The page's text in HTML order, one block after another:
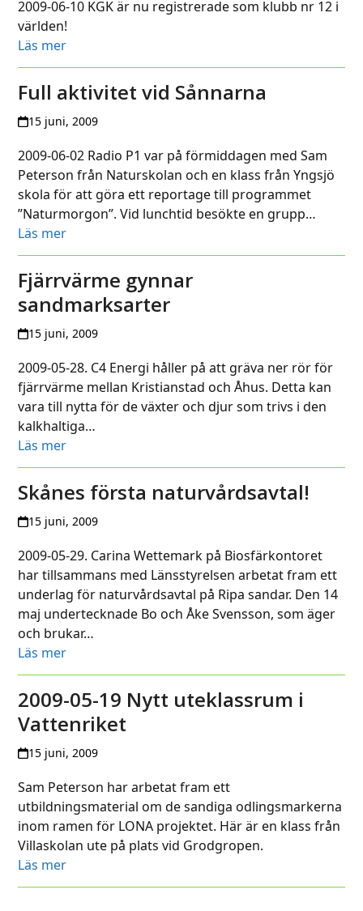
2009-06-10 KGK är nu registrerade som klubb nr 12 i
världen!
Läs mer
Full aktivitet vid Sånnarna
15 juni, 2009
2009-06-02 Radio P1 var på förmiddagen med Sam
Peterson från Naturskolan och en klass från Yngsjö
skola för att göra ett reportage till programmet
”Naturmorgon”. Vid lunchtid besökte en grupp…
Läs mer
Fjärrvärme gynnar
sandmarksarter
15 juni, 2009
2009-05-28. C4 Energi håller på att gräva ner rör för
fjärrvärme mellan Kristianstad och Åhus. Detta kan
vara till nytta för de växter och djur som trivs i den
kalkhaltiga…
Läs mer
Skånes första naturvårdsavtal!
15 juni, 2009
2009-05-29. Carina Wettemark på Biosfärkontoret
har tillsammans med Länsstyrelsen arbetat fram ett
underlag för naturvårdsavtal på Ripa sandar. Den 14
maj undertecknade Bo och Åke Svensson, som äger
och brukar…
Läs mer
2009-05-19 Nytt uteklassrum i
Vattenriket
15 juni, 2009
Sam Peterson har arbetat fram ett
utbildningsmaterial om de sandiga odlingsmarkerna
inom ramen för LONA projektet. Här är en klass från
Villaskolan ute på plats vid Grodgropen.
Läs mer